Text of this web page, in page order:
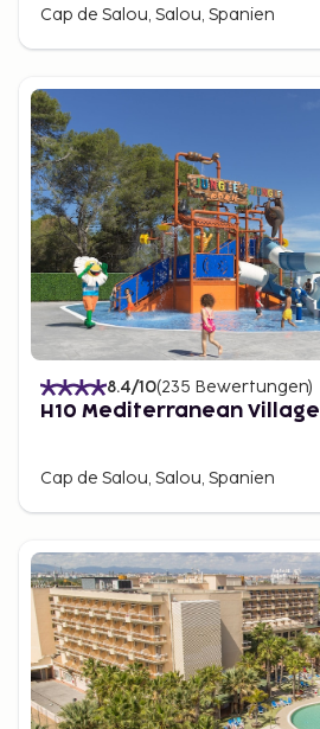
Cap de Salou, Salou, Spanien
8.4/10(235 Bewertungen)
H10 Mediterranean Village
Cap de Salou, Salou, Spanien